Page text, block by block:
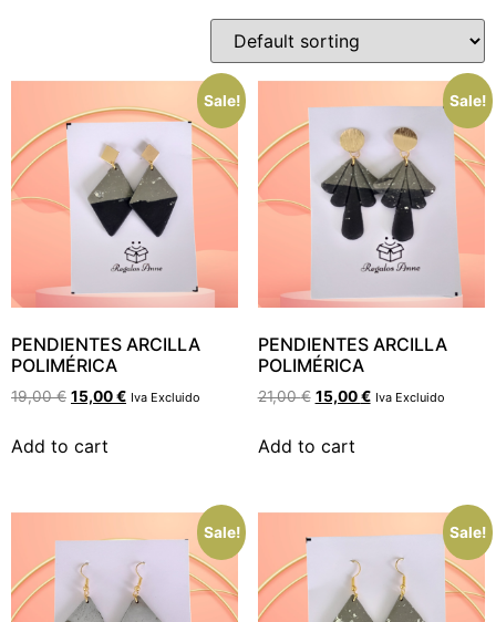
Sale!
PENDIENTES ARCILLA
POLIMÉRICA
19,00€ 15,00€ Iva Excluido
Add to cart
Sale!
PENDIENTES ARCILLA
POLIMÉRICA
21,00€ 15,00€ Iva Excluido
Add to cart
Sale! Sale!